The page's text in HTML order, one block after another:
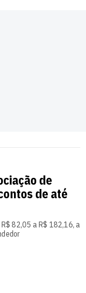
de
de até
82,05 a R$ 182,16, a